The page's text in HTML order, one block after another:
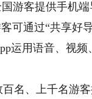
客提供手机端
可通过“共享好
运用语音、视
、上千名游客